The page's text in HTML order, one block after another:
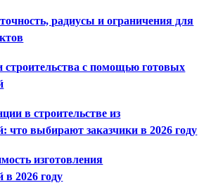
радиусы и ограничения для
строительства с помощью готовых
в строительстве из
что выбирают заказчики в 2026 году
изготовления
в 2026 году